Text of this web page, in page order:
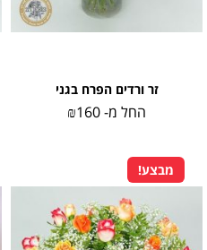
זר ורדים הפרח בגני
החל מ- ₪160
מבצע!